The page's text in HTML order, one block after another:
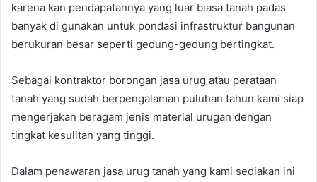
karena kan pendapatannya yang luar biasa tanah padas
banyak di gunakan untuk pondasi infrastruktur bangunan
berukuran besar seperti gedung-gedung bertingkat.
Sebagai kontraktor borongan jasa urug atau perataan
tanah yang sudah berpengalaman puluhan tahun kami siap
mengerjakan beragam jenis material urugan dengan
tingkat kesulitan yang tinggi.
Dalam penawaran jasa urug tanah yang kami sediakan ini